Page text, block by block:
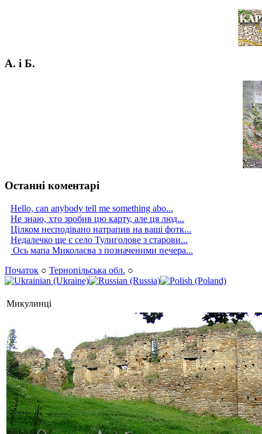
А. і Б.
Останні коментарі
Hello, can anybody tell me something abo...
Не знаю, хто зробив цю карту, але ця люд...
Цілком несподівано натрапив на ваші фотк...
Недалечко ще є село Тулиголове з старови...
Ось мапа Миколаєва з позначеними печера...
Початок ○ Тернопільська обл. ○
Микулинці